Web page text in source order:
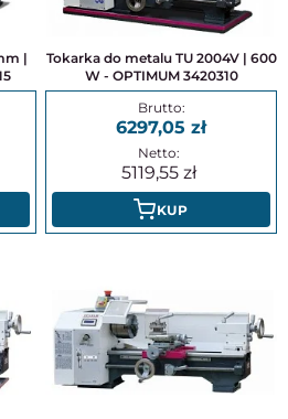
Tokarka do metalu TU 2004V | 600
W - OPTIMUM 3420310
6297,05
5119,55
KUP